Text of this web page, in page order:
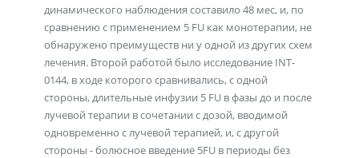
динамического наблюдения составило 48 мес, и, по
сравнению с применением 5 FU как монотерапии, не
обнаружено преимуществ ни у одной из других схем
лечения. Второй работой было исследование INT-
0144, в ходе которого сравнивались, с одной
стороны, длительные инфузии 5 FU в фазы до и после
лучевой терапии в сочетании с дозой, вводимой
одновременно с лучевой терапией, и, с другой
стороны - болюсное введение 5FU в периоды без